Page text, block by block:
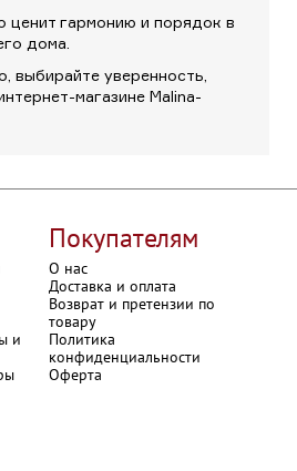
ценит гармонию и порядок в
дома.
выбирайте уверенность,
магазине Malina-
и
Покупателям
О нас
Доставка и оплата
Возврат и претензии по
товару
Политика
конфиденциальности
Оферта